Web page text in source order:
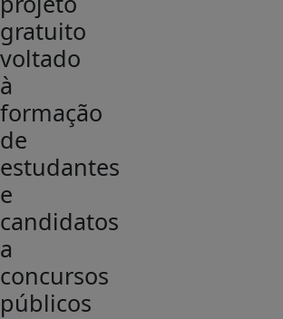
gratuito
voltado
à
formação
de
estudantes
e
candidatos
a
concursos
públicos